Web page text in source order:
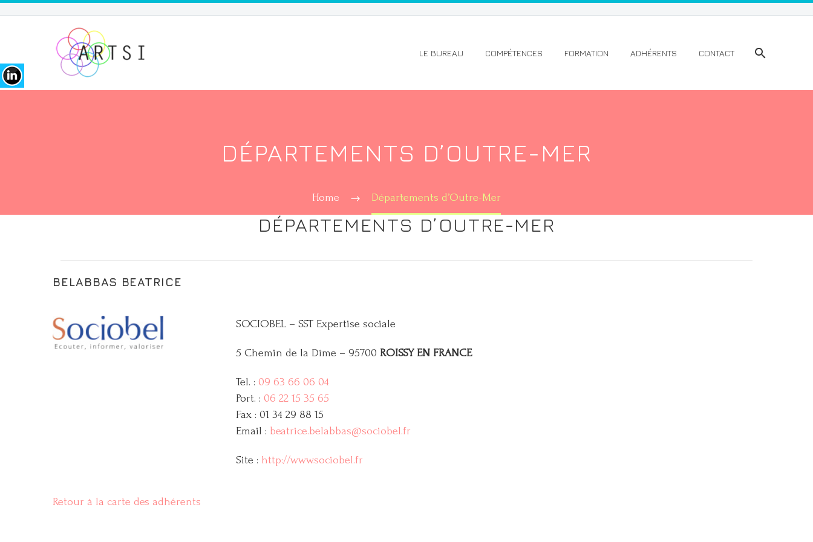
LE BUREAU COMPÉTENCES FORMATION ADHÉRENTS CONTACT
DÉPARTEMENTS D’OUTRE-MER
Home Départements d’Outre-Mer
DÉPARTEMENTS D’OUTRE-MER
BELABBAS BEATRICE
SOCIOBEL – SST Expertise sociale
5 Chemin de la Dîme – 95700 ROISSY EN FRANCE
Tel. : 09 63 66 06 04
Port. : 06 22 15 35 65
Fax : 01 34 29 88 15
Email : beatrice.belabbas@sociobel.fr
Site : http://www.sociobel.fr
Retour à la carte des adhérents